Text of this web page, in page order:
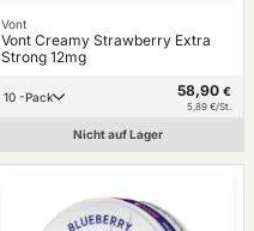
Vont
Vont Creamy Strawberry Extra
Strong 12mg
10 -Pack 58,90 €
5,89 €/St.
Nicht auf Lager